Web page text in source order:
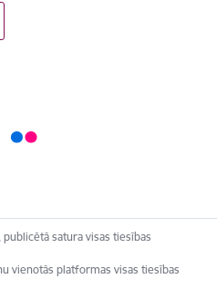
satura visas tiesības
vienotās platformas visas tiesības